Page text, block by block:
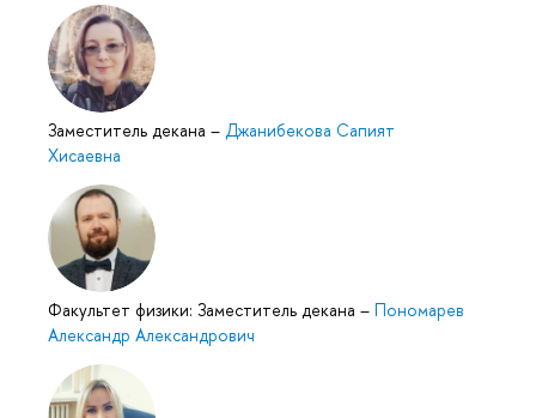
Заместитель декана – Джанибекова Сапият
Хисаевна
Факультет физики: Заместитель декана – Пономарев
Александр Александрович